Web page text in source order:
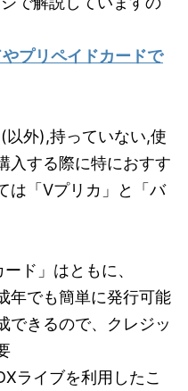
プリペイドカードで
以外),持っていない,使
入する際に特におすす
は「Vプリカ」と「バ
ド」はともに、
年でも簡単に発行可能
できるので、クレジッ
ライブを利用したこ